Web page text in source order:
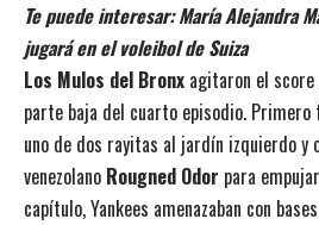
Te puede interesar:María Alejandra
jugará en el voleibol de Suiza
Los Mulos del Bronx agitaron el
parte baja del cuarto episodio. Primero
uno de dos rayitas al jardín izquierdo y
venezolano Rougned Odor para
capítulo, Yankees amenazaban con